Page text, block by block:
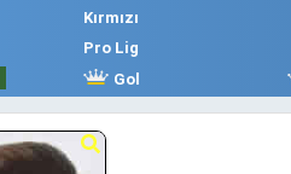
Kırmızı
Pro Lig
Gol